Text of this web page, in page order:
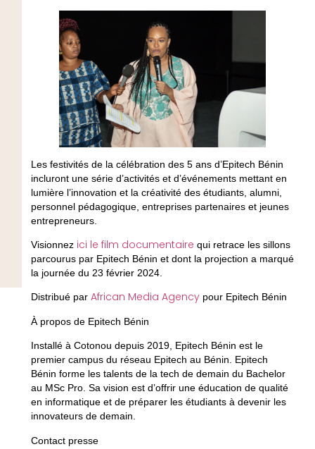
Les festivités de la célébration des 5 ans d’Epitech Bénin
incluront une série d’activités et d’événements mettant en
lumière l’innovation et la créativité des étudiants, alumni,
personnel pédagogique, entreprises partenaires et jeunes
entrepreneurs.
Visionnez ici le film documentaire qui retrace les sillons
parcourus par Epitech Bénin et dont la projection a marqué
la journée du 23 février 2024.
Distribué par African Media Agencypour Epitech Bénin
À propos de Epitech Bénin
Installé à Cotonou depuis 2019, Epitech Bénin est le
premier campus du réseau Epitech au Bénin. Epitech
Bénin forme les talents de la tech de demain du Bachelor
au MSc Pro. Sa vision est d’offrir une éducation de qualité
en informatique et de préparer les étudiants à devenir les
innovateurs de demain.
Contact presse